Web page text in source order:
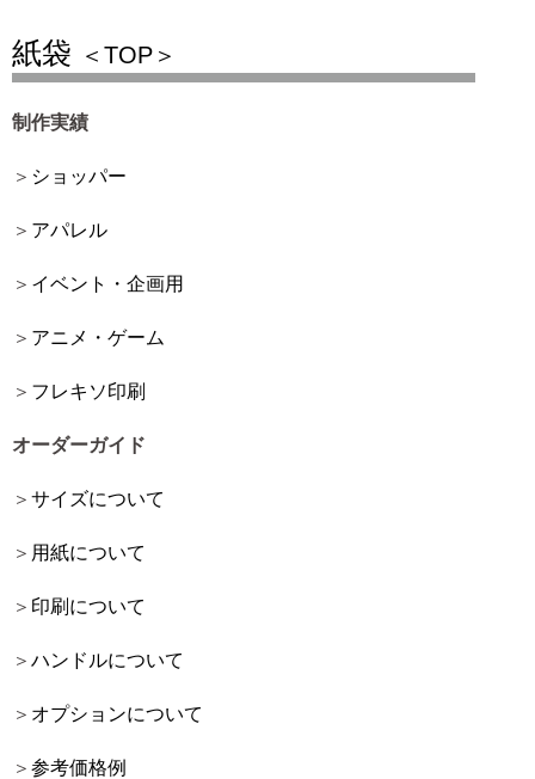
紙袋 ＜TOP＞
制作実績
ショッパー
アパレル
イベント・企画用
アニメ・ゲーム
フレキソ印刷
オーダーガイド
サイズについて
用紙について
印刷について
ハンドルについて
オプションについて
参考価格例